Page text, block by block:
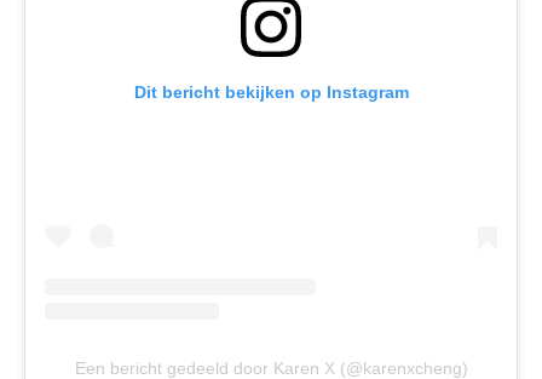
Dit bericht bekijken op Instagram
Een bericht gedeeld door Karen X (@karenxcheng)